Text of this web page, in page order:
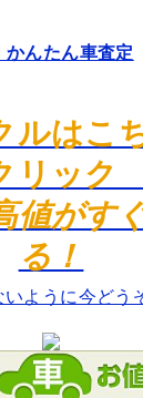
かんたん車査定
ルはこ
リック
値がす
る！
いように今どう